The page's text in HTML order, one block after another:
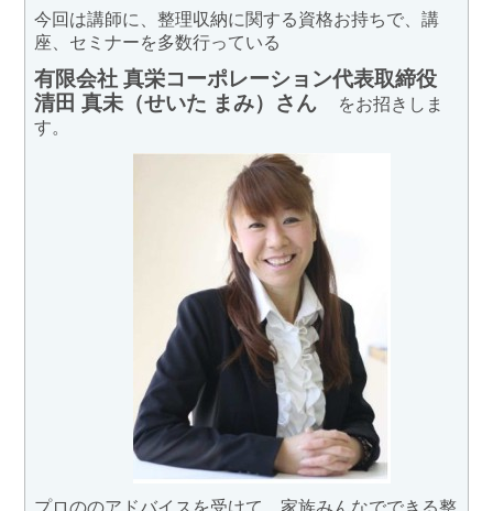
今回は講師に、整理収納に関する資格お持ちで、講
座、セミナーを多数行っている
有限会社 真栄コーポレーション代表取締役
清田 真未（せいた まみ）さん
をお招きしま
す。
プロののアドバイスを受けて、家族みんなでできる整